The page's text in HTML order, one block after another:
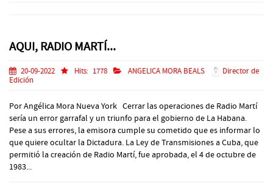
AQUI, RADIO MARTÍ...
20-09-2022 Hits: 1778 ANGELICA MORA BEALS
Director de
Edición
Por Angélica Mora Nueva York Cerrar las operaciones de Radio Martí
sería un error garrafal y un triunfo para el gobierno de La Habana.
Pese a sus errores, la emisora cumple su cometido que es informar lo
que quiere ocultar la Dictadura. La Ley de Transmisiones a Cuba, que
permitió la creación de Radio Martí, fue aprobada, el 4 de octubre de
1983...